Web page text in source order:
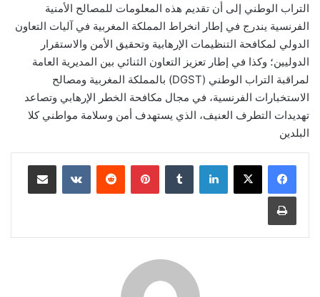
التراب الوطني إلى أن تقديم هذه المعلومات للمصالح الأمنية
الفرنسية يندرج في إطار انخراط المملكة المغربية في آليات التعاون
الدولي لمكافحة التنظيمات الإرهابية وتحقيق الأمن والاستقرار
الدوليين؛ وكذا في إطار تعزيز التعاون الثنائي بين المديرية العامة
لمراقبة التراب الوطني (DGST) بالمملكة المغربية ومصالح
الاستخبارات الفرنسية، في مجال مكافحة الخطر الإرهابي وتصاعد
تهديدات التطرف العنيف، الذي يستهدف أمن وسلامة مواطني كلا
البلدين
لينكدإن بينتيريست مشاركة عبر البريد
طباعة